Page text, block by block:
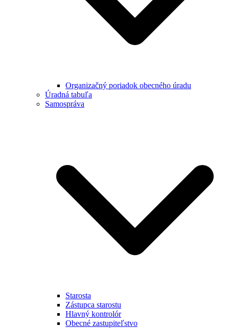
Organizačný poriadok obecného úradu
Úradná tabuľa
Samospráva
Starosta
Zástupca starostu
Hlavný kontrolór
Obecné zastupiteľstvo